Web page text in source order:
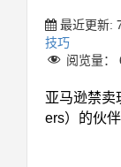
最近更新:
技巧
阅览量：
亚马逊禁卖
ers）的伙